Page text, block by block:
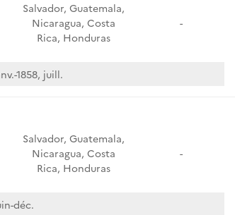
Salvador, Guatemala,
Nicaragua, Costa
Rica, Honduras
-
1858, juill.
Salvador, Guatemala,
Nicaragua, Costa
Rica, Honduras
-
déc.